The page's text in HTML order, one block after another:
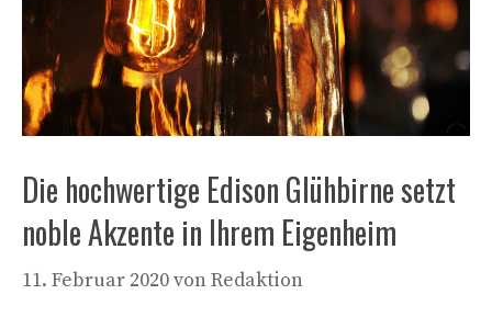
Die hochwertige Edison Glühbirne setzt
noble Akzente in Ihrem Eigenheim
11. Februar 2020vonRedaktion